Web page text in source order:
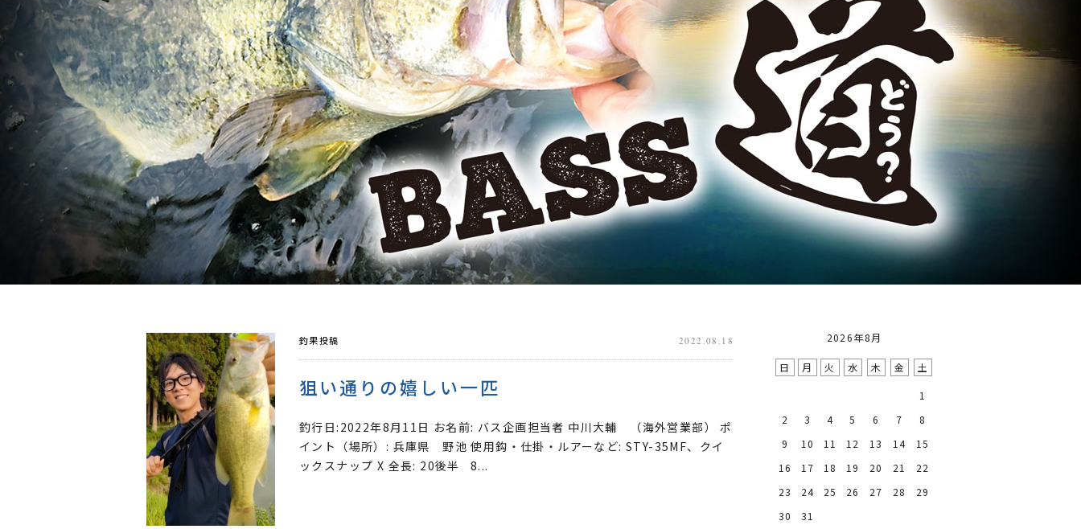
釣果投稿 2022.08.18
狙い通りの嬉しい一匹
釣行日:2022年8月11日 お名前: バス企画担当者 中川大輔 （海外営業部） ポ
イント（場所）: 兵庫県 野池 使用鈎・仕掛・ルアーなど: STY-35MF、クイ
ックスナップ X 全長: 20後半 8...
2026年8月
日 月 火 水 木 金 土
1
2
3 4 5 6 7
8
9
10 11 12 13 14
15
16
17 18 19 20 21
22
23
24 25 26 27 28
29
30
31